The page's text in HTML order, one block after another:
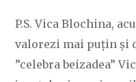
P.S. Vica Blochina,
valorezi mai puțin și
”celebra beizadea”